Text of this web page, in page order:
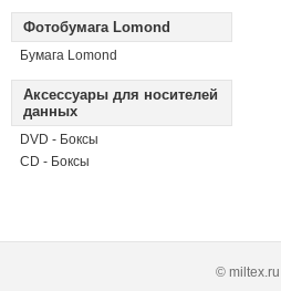
Фотобумага Lomond
Бумага Lomond
Аксессуары для носителей
данных
DVD - Боксы
CD - Боксы
© miltex.ru